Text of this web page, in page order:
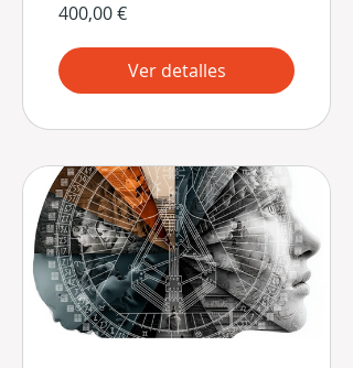
400,00 €
Ver detalles